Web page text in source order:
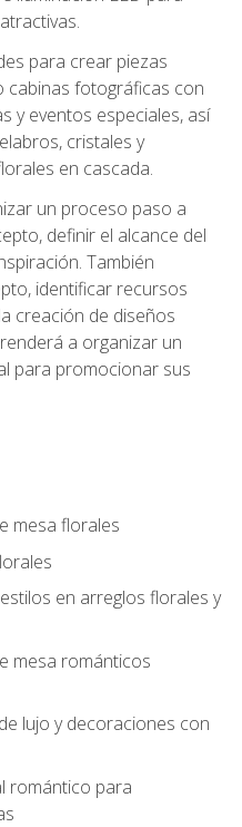
para crear piezas
cabinas fotográficas con
y eventos especiales, así
cristales y
en cascada.
un proceso paso a
definir el alcance del
También
identificar recursos
creación de diseños
a organizar un
para promocionar sus
mesa florales
en arreglos florales y
mesa románticos
lujo y decoraciones con
romántico para